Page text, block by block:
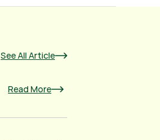
See All Article
Read More